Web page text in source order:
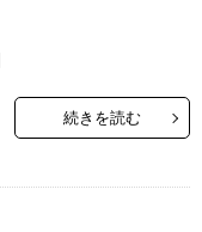
続きを読む